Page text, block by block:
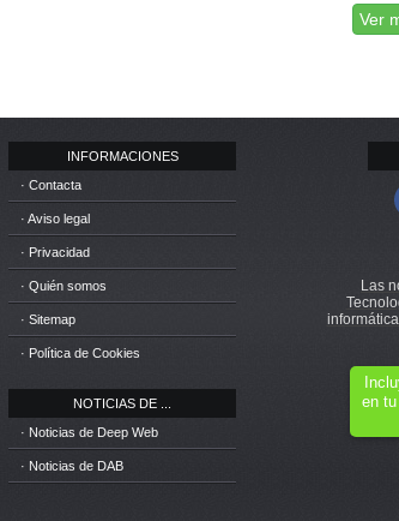
Ver
INFORMACIONES
· Contacta
· Aviso legal
· Privacidad
· Quién somos
· Sitemap
· Política de Cookies
NOTICIAS DE ...
· Noticias de Deep Web
· Noticias de DAB
Las
en